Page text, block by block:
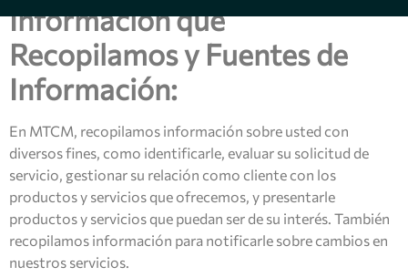
Información que
Recopilamos y Fuentes de
Información:
En MTCM, recopilamos información sobre usted con
diversos fines, como identificarle, evaluar su solicitud de
servicio, gestionar su relación como cliente con los
productos y servicios que ofrecemos, y presentarle
productos y servicios que puedan ser de su interés. También
recopilamos información para notificarle sobre cambios en
nuestros servicios.